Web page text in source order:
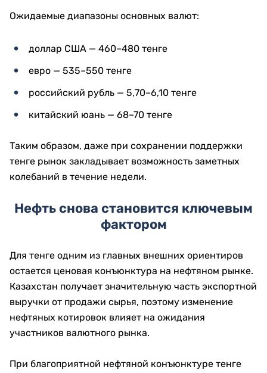
Ожидаемые диапазоны основных валют:
доллар США — 460–480 тенге
евро — 535–550 тенге
российский рубль — 5,70–6,10 тенге
китайский юань — 68–70 тенге
Таким образом, даже при сохранении поддержки
тенге рынок закладывает возможность заметных
колебаний в течение недели.
Нефть снова становится ключевым
фактором
Для тенге одним из главных внешних ориентиров
остается ценовая конъюнктура на нефтяном рынке.
Казахстан получает значительную часть экспортной
выручки от продажи сырья, поэтому изменение
нефтяных котировок влияет на ожидания
участников валютного рынка.
При благоприятной нефтяной конъюнктуре тенге